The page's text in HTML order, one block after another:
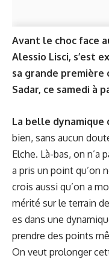
Avant le choc face
Alessio Lisci, s’est
sa grande première
Sadar, ce samedi à
La belle dynamique
bien, sans aucun
Elche. Là-bas, on
a pris un point qu’on
crois aussi qu’on a
mérité sur le terrain
es dans une
prendre des points
On veut prolonger